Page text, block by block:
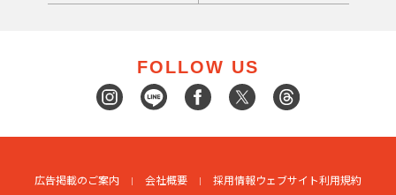
FOLLOW US
広告掲載のご案内 会社概要 採用情報ウェブサイト利用規約